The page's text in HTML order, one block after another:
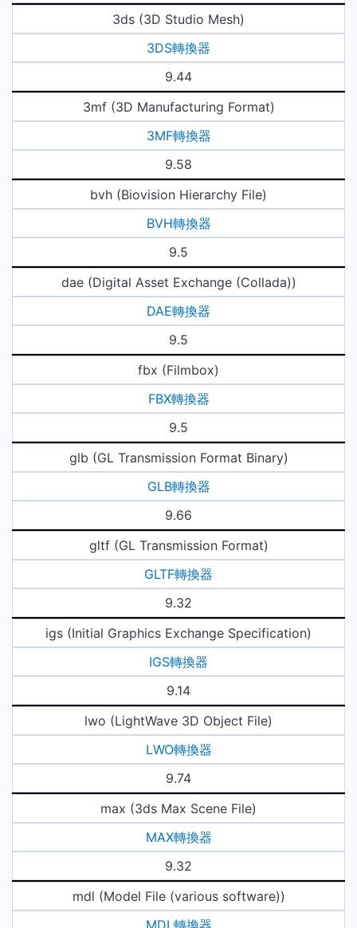
3ds (3D Studio Mesh)
3DS轉換器
9.44
3mf (3D Manufacturing Format)
3MF轉換器
9.58
bvh (Biovision Hierarchy File)
BVH轉換器
9.5
dae (Digital Asset Exchange (Collada))
DAE轉換器
9.5
fbx (Filmbox)
FBX轉換器
9.5
glb (GL Transmission Format Binary)
GLB轉換器
9.66
gltf (GL Transmission Format)
GLTF轉換器
9.32
igs (Initial Graphics Exchange Specification)
IGS轉換器
9.14
lwo (LightWave 3D Object File)
LWO轉換器
9.74
max (3ds Max Scene File)
MAX轉換器
9.32
mdl (Model File (various software))
MDL轉換器